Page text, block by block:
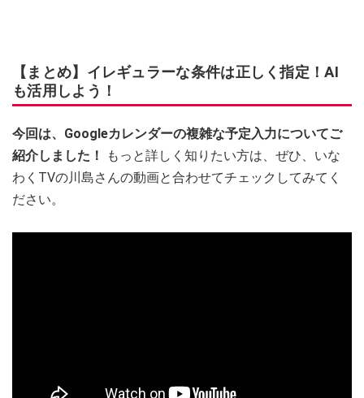
【まとめ】イレギュラーな条件は正しく指定！AI
も活用しよう！
今回は、Googleカレンダーの複雑な予定入力についてご
紹介しました！
もっと詳しく知りたい方は、ぜひ、いな
わくTVの川島さんの動画と合わせてチェックしてみてく
ださい。